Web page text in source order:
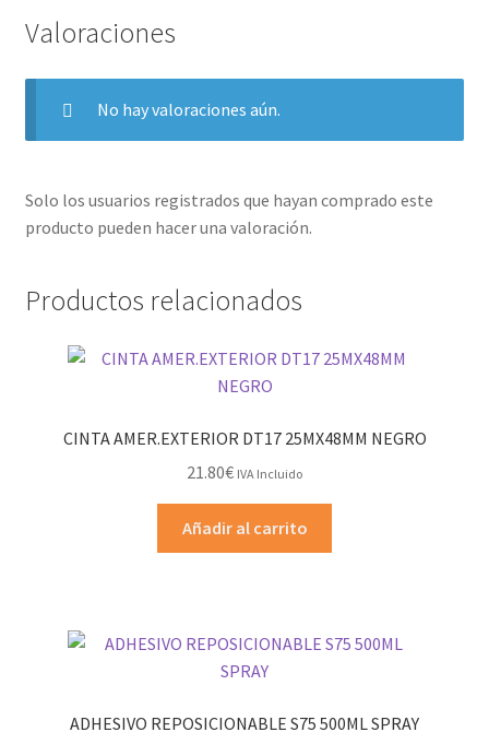
Valoraciones
No hay valoraciones aún.
Solo los usuarios registrados que hayan comprado este
producto pueden hacer una valoración.
Productos relacionados
CINTA AMER.EXTERIOR DT17 25MX48MM NEGRO
21.80€ IVA Incluido
Añadir al carrito
ADHESIVO REPOSICIONABLE S75 500ML SPRAY